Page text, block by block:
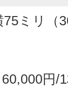
ミリ（
円/